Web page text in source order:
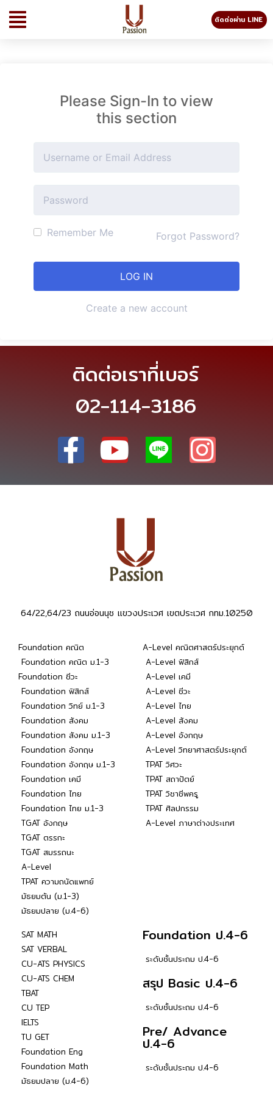
ติดต่อผ่าน LINE
Please Sign-In to view
this section
Remember Me Forgot Password?
Create a new account
ติดต่อเราที่เบอร์
02-114-3186
64/22,64/23 ถนนอ่อนนุช แขวงประเวศ เขตประเวศ กทม.10250
Foundation คณิต
Foundation คณิต ม.1-3
Foundation ชีวะ
Foundation ฟิสิกส์
Foundation วิทย์ ม.1-3
Foundation สังคม
Foundation สังคม ม.1-3
Foundation อังกฤษ
Foundation อังกฤษ ม.1-3
Foundation เคมี
Foundation ไทย
Foundation ไทย ม.1-3
TGAT อังกฤษ
TGAT ตรรกะ
TGAT สมรรถนะ
A-Level
TPAT ความถนัดแพทย์
มัธยมต้น (ม.1-3)
มัธยมปลาย (ม.4-6)
A-Level คณิตศาสตร์ประยุกต์
A-Level ฟิสิกส์
A-Level เคมี
A-Level ชีวะ
A-Level ไทย
A-Level สังคม
A-Level อังกฤษ
A-Level วิทยาศาสตร์ประยุกต์
TPAT วิศวะ
TPAT สถาปัตย์
TPAT วิชาชีพครู
TPAT ศิลปกรรม
A-Level ภาษาต่างประเทศ
SAT MATH
SAT VERBAL
CU-ATS PHYSICS
CU-ATS CHEM
TBAT
CU TEP
IELTS
TU GET
Foundation Eng
Foundation Math
มัธยมปลาย (ม.4-6)
Foundation ป.4-6
ระดับชั้นประถม ป.4-6
สรุป Basic ป.4-6
ระดับชั้นประถม ป.4-6
Pre/ Advance
ป.4-6
ระดับชั้นประถม ป.4-6